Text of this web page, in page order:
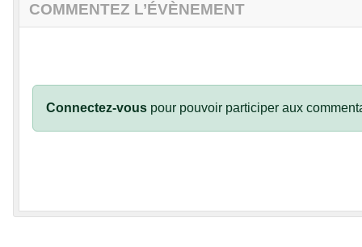
COMMENTEZ L’ÉVÈNEMENT
Connectez-vous pour pouvoir participer aux